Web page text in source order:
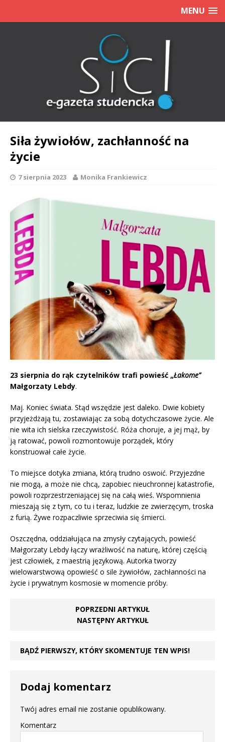
MENU
Siła żywiołów, zachłanność na
życie
7 sierpnia 2023 Monika Frankiewicz
23 sierpnia do rąk czytelników trafi powieść „Łakome”
Małgorzaty Lebdy.
Maj. Koniec świata. Stąd wszędzie jest daleko. Dwie kobiety
przyjeżdżają tu, zostawiając za sobą dotychczasowe życie. Ale
nie wita ich sielska rzeczywistość. Róża choruje, a jej mąż, by
ją ratować, powoli rozmontowuje porządek, który
konstruował całe życie.
To miejsce dotyka zmiana, którą trudno oswoić. Przyjezdne
nie mogą, a może nie chcą, zapobiec nieuchronnej katastrofie,
powoli rozprzestrzeniającej się na całą wieś. Wspomnienia
mieszają się z tym, co tu i teraz, ludzkie ze zwierzęcym, troska
z furią. Żywe rozpaczliwie sprzeciwia się śmierci.
Oszczędna, oddziałująca na zmysły czytających, powieść
Małgorzaty Lebdy łączy wrażliwość na naturę, której częścią
jest człowiek, z maestrią językową. Autorka tworzy
wielowarstwową opowieść o sile żywiołów, zachłanności na
życie i prywatnym kosmosie w momencie próby.
POPRZEDNI ARTYKUŁ
NASTĘPNY ARTYKUŁ
BĄDŹ PIERWSZY, KTÓRY SKOMENTUJE TEN WPIS!
Dodaj komentarz
Twój adres email nie zostanie opublikowany.
Komentarz